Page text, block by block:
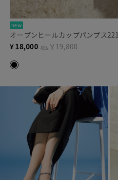
new
オープンヒールカップパンプス221
¥ 18,000 税込 ￥19,800